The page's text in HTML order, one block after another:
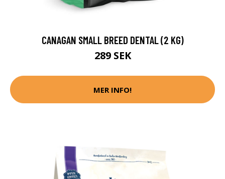
CANAGAN SMALL BREED DENTAL (2 KG)
289 SEK
MER INFO!